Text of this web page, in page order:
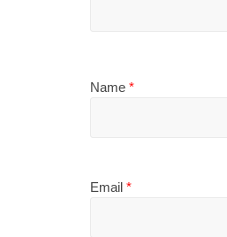
Name *
Email *